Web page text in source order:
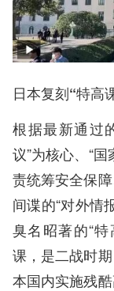
日本复刻“特高
根据最新通过
议”为核心、“
责统筹安全保
间谍的“对外情
臭名昭著的“
课，是二战时
本国内实施残